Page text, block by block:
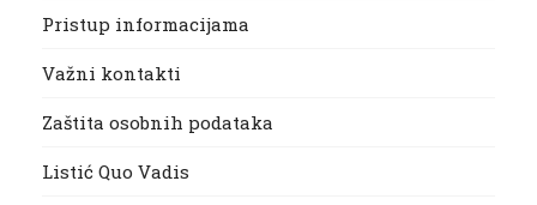
Pristup informacijama
Važni kontakti
Zaštita osobnih podataka
Listić Quo Vadis